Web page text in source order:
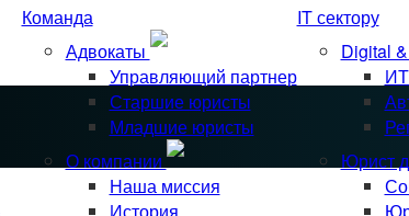
Команда
Адвокаты
Управляющий партнер
Старшие юристы
Младшие юристы
О компании
Наша миссия
IT сектору
Digital
Юрист